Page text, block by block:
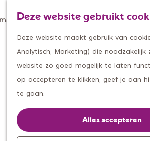
Deze website gebruikt
Deze website maakt gebruik van
Analytisch, Marketing) die noodzakelijk
website zo goed mogelijk te laten
op accepteren te klikken, geef je aan
te gaan.
Alles accepteren
K
a
a
r
t
o
e
k
e
M
e
n
u
Eten &
Met
Met
Kleine
Kom langs
Met de kids